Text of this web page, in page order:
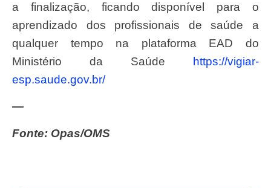
a finalização, ficando disponível para o
aprendizado dos profissionais de saúde a
qualquer tempo na plataforma EAD do
Ministério da Saúde
https://vigiar-
esp.saude.gov.br/
—
Fonte: Opas/OMS